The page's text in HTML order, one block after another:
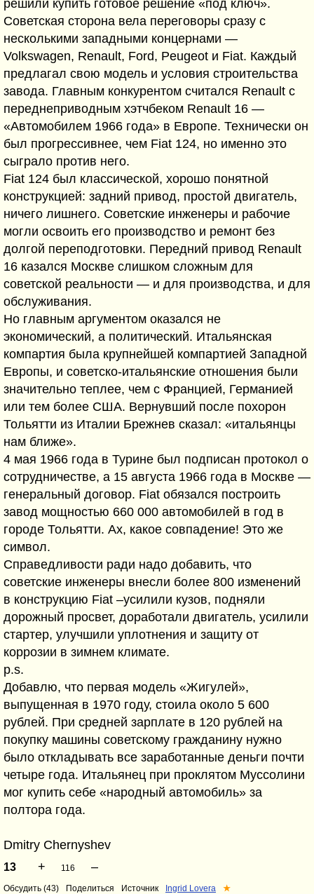
решили купить готовое решение «под ключ».
Советская сторона вела переговоры сразу с
несколькими западными концернами —
Volkswagen, Renault, Ford, Peugeot и Fiat. Каждый
предлагал свою модель и условия строительства
завода. Главным конкурентом считался Renault с
переднеприводным хэтчбеком Renault 16 —
«Автомобилем 1966 года» в Европе. Технически он
был прогрессивнее, чем Fiat 124, но именно это
сыграло против него.
Fiat 124 был классической, хорошо понятной
конструкцией: задний привод, простой двигатель,
ничего лишнего. Советские инженеры и рабочие
могли освоить его производство и ремонт без
долгой переподготовки. Передний привод Renault
16 казался Москве слишком сложным для
советской реальности — и для производства, и для
обслуживания.
Но главным аргументом оказался не
экономический, а политический. Итальянская
компартия была крупнейшей компартией Западной
Европы, и советско-итальянские отношения были
значительно теплее, чем с Францией, Германией
или тем более США. Вернувший после похорон
Тольятти из Италии Брежнев сказал: «итальянцы
нам ближе».
4 мая 1966 года в Турине был подписан протокол о
сотрудничестве, а 15 августа 1966 года в Москве —
генеральный договор. Fiat обязался построить
завод мощностью 660 000 автомобилей в год в
городе Тольятти. Ах, какое совпадение! Это же
символ.
Справедливости ради надо добавить, что
советские инженеры внесли более 800 изменений
в конструкцию Fiat –усилили кузов, подняли
дорожный просвет, доработали двигатель, усилили
стартер, улучшили уплотнения и защиту от
коррозии в зимнем климате.
p.s.
Добавлю, что первая модель «Жигулей»,
выпущенная в 1970 году, стоила около 5 600
рублей. При средней зарплате в 120 рублей на
покупку машины советскому гражданину нужно
было откладывать все заработанные деньги почти
четыре года. Итальянец при проклятом Муссолини
мог купить себе «народный автомобиль» за
полтора года.
Dmitry Chernyshev
13 + 116 –
Обсудить (43) Поделиться Источник Ingrid Lovera ★